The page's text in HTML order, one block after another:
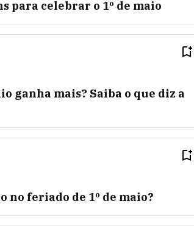
para celebrar o 1º de maio
ganha mais? Saiba o que diz a
no feriado de 1º de maio?